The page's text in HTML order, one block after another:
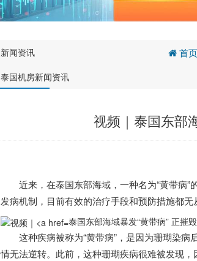
新闻资讯
泰国机房新闻资讯
首页
视频｜泰国东部
近来，在泰国东部海域，一种名为“黄带病
发病机制，目前有效的治疗手段和预防措施都无
泰国东部海域暴发“黄带病” 正摧
这种疾病被称为“黄带病”，是因为珊瑚染病
情无法逆转。此前，这种珊瑚疾病很难被发现